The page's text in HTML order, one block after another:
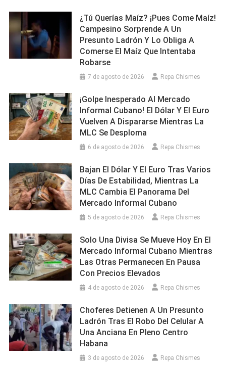
¿Tú Querías Maíz? ¡Pues Come Maíz!
Campesino Sorprende A Un
Presunto Ladrón Y Lo Obliga A
Comerse El Maíz Que Intentaba
Robarse
7 de agosto de 2026 Repa Chismes
¡Golpe Inesperado Al Mercado
Informal Cubano! El Dólar Y El Euro
Vuelven A Dispararse Mientras La
MLC Se Desploma
6 de agosto de 2026 Repa Chismes
Bajan El Dólar Y El Euro Tras Varios
Días De Estabilidad, Mientras La
MLC Cambia El Panorama Del
Mercado Informal Cubano
5 de agosto de 2026 Repa Chismes
Solo Una Divisa Se Mueve Hoy En El
Mercado Informal Cubano Mientras
Las Otras Permanecen En Pausa
Con Precios Elevados
4 de agosto de 2026 Repa Chismes
Choferes Detienen A Un Presunto
Ladrón Tras El Robo Del Celular A
Una Anciana En Pleno Centro
Habana
3 de agosto de 2026 Repa Chismes